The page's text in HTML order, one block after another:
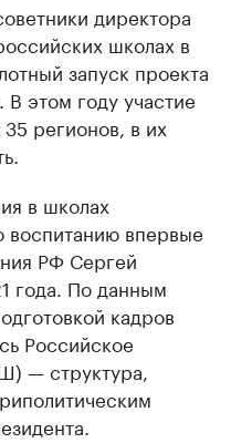
директора
школах в
запуск проекта
этом году участие
регионов, в их
в школах
воспитанию впервые
РФ Сергей
года. По данным
кадров
Российское
— структура,